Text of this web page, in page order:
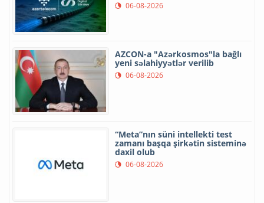
06-08-2026
AZCON-a "Azərkosmos"la bağlı
yeni səlahiyyətlər verilib
06-08-2026
“Meta”nın süni intellekti test
zamanı başqa şirkətin sisteminə
daxil olub
06-08-2026